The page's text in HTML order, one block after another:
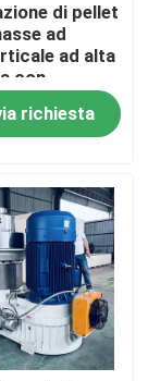
di pellet
ad
ad alta
con
e
di
richiesta